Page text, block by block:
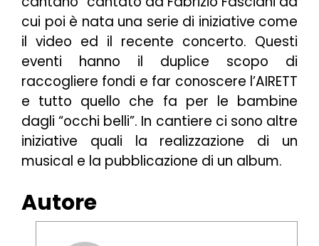
cui poi è nata una serie di iniziative come
il video ed il recente concerto. Questi
eventi hanno il duplice scopo di
raccogliere fondi e far conoscere l’AIRETT
e tutto quello che fa per le bambine
dagli “occhi belli”. In cantiere ci sono altre
iniziative quali la realizzazione di un
musical e la pubblicazione di un album.
Autore